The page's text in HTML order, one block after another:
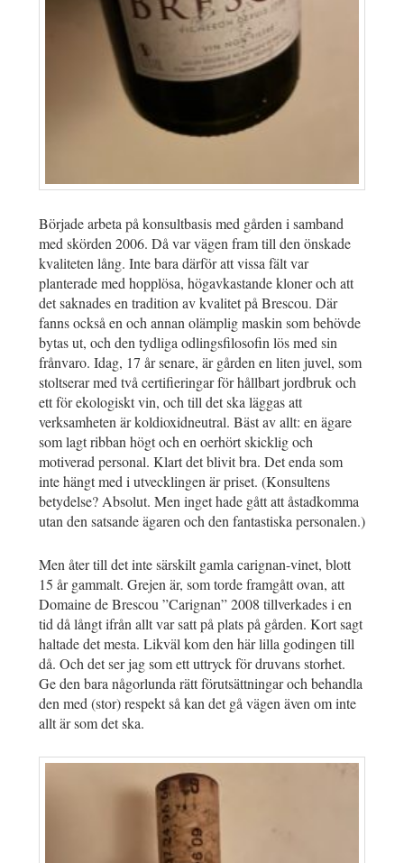
Började arbeta på konsultbasis med gården i samband
med skörden 2006. Då var vägen fram till den önskade
kvaliteten lång. Inte bara därför att vissa fält var
planterade med hopplösa, högavkastande kloner och att
det saknades en tradition av kvalitet på Brescou. Där
fanns också en och annan olämplig maskin som behövde
bytas ut, och den tydliga odlingsfilosofin lös med sin
frånvaro. Idag, 17 år senare, är gården en liten juvel, som
stoltserar med två certifieringar för hållbart jordbruk och
ett för ekologiskt vin, och till det ska läggas att
verksamheten är koldioxidneutral. Bäst av allt: en ägare
som lagt ribban högt och en oerhört skicklig och
motiverad personal. Klart det blivit bra. Det enda som
inte hängt med i utvecklingen är priset. (Konsultens
betydelse? Absolut. Men inget hade gått att åstadkomma
utan den satsande ägaren och den fantastiska personalen.)
Men åter till det inte särskilt gamla carignan-vinet, blott
15 år gammalt. Grejen är, som torde framgått ovan, att
Domaine de Brescou ”Carignan” 2008 tillverkades i en
tid då långt ifrån allt var satt på plats på gården. Kort sagt
haltade det mesta. Likväl kom den här lilla godingen till
då. Och det ser jag som ett uttryck för druvans storhet.
Ge den bara någorlunda rätt förutsättningar och behandla
den med (stor) respekt så kan det gå vägen även om inte
allt är som det ska.